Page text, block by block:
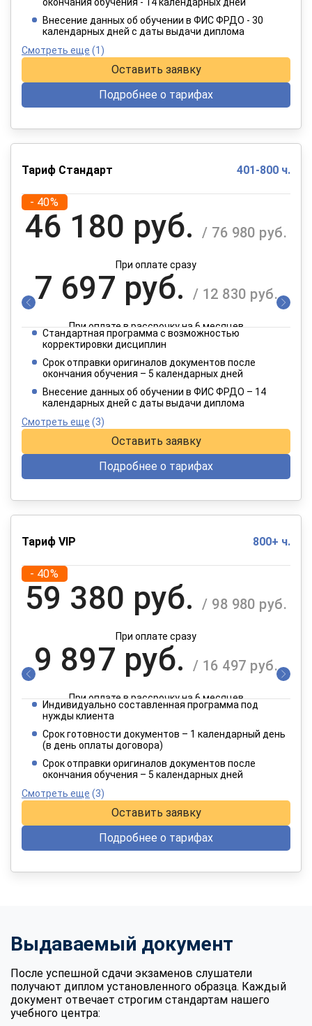
При оплате в рассрочку на 12 месяцев
Внесение данных об обучении в ФИС ФРДО - 30
календарных дней с даты выдачи диплома
Смотреть еще (1)
Оставить заявку
Подробнее о тарифах
Тариф Стандарт 401-800 ч.
- 40%
46 180 руб. / 76 980 руб.
При оплате сразу
7 697 руб. / 12 830 руб.
При оплате в рассрочку на 6 месяцев
3 849 руб.
При оплате в рассрочку на 12 месяцев
Стандартная программа с возможностью
корректировки дисциплин
Срок отправки оригиналов документов после
окончания обучения – 5 календарных дней
Внесение данных об обучении в ФИС ФРДО – 14
календарных дней с даты выдачи диплома
Смотреть еще (3)
Оставить заявку
Подробнее о тарифах
Тариф VIP 800+ ч.
- 40%
59 380 руб. / 98 980 руб.
При оплате сразу
9 897 руб. / 16 497 руб.
При оплате в рассрочку на 6 месяцев
4 949 руб. / 8 249 руб.
При оплате в рассрочку на 12 месяцев
Индивидуально составленная программа под
нужды клиента
Срок готовности документов – 1 календарный день
(в день оплаты договора)
Срок отправки оригиналов документов после
окончания обучения – 5 календарных дней
Смотреть еще (3)
Оставить заявку
Подробнее о тарифах
Выдаваемый документ
После успешной сдачи экзаменов слушатели
получают диплом установленного образца. Каждый
документ отвечает строгим стандартам нашего
учебного центра: